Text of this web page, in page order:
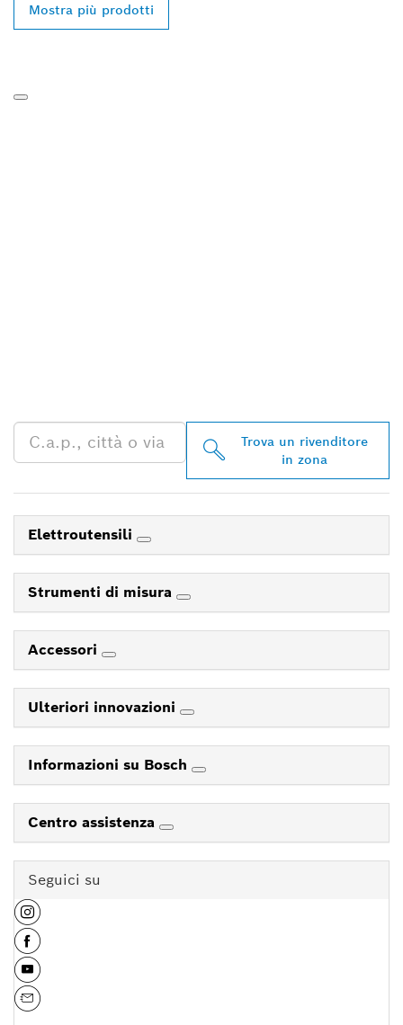
Mostra più prodotti
Trova un rivenditore
in zona
Elettroutensili
Strumenti di misura
Accessori
Ulteriori innovazioni
Informazioni su Bosch
Centro assistenza
Seguici su